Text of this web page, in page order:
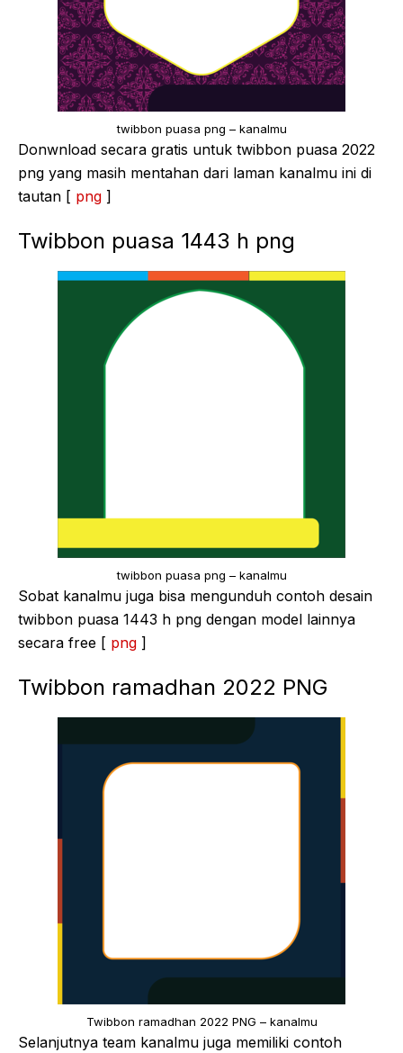
twibbon puasa png – kanalmu
Donwnload secara gratis untuk twibbon puasa 2022
png yang masih mentahan dari laman kanalmu ini di
tautan [ png ]
Twibbon puasa 1443 h png
twibbon puasa png – kanalmu
Sobat kanalmu juga bisa mengunduh contoh desain
twibbon puasa 1443 h png dengan model lainnya
secara free [ png ]
Twibbon ramadhan 2022 PNG
Twibbon ramadhan 2022 PNG – kanalmu
Selanjutnya team kanalmu juga memiliki contoh